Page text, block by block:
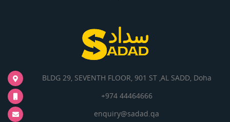
BLDG 29, SEVENTH FLOOR, 901 ST ,AL SADD, Doha
+974 44464666
enquiry@sadad.qa